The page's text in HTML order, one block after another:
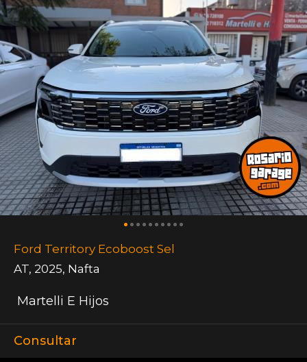
Ford Territory Ecoboost Sel
AT, 2025, Nafta
Martelli E Hijos
Consultar